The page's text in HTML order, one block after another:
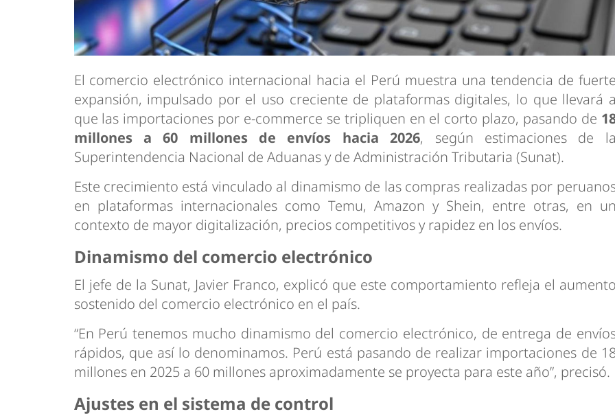
El comercio electrónico internacional hacia el Perú muestra una tendencia de fuerte
expansión, impulsado por el uso creciente de plataformas digitales, lo que llevará a
que las importaciones por e-commerce se tripliquen en el corto plazo, pasando de
millones a 60 millones de envíos hacia 2026, según estimaciones de la
Superintendencia Nacional de Aduanas y de Administración Tributaria (Sunat).
Este crecimiento está vinculado al dinamismo de las compras realizadas por
en plataformas internacionales como Temu, Amazon y Shein, entre otras, en un
contexto de mayor digitalización, precios competitivos y rapidez en los envíos.
Dinamismo del comercio electrónico
El jefe de la Sunat, Javier Franco, explicó que este comportamiento refleja el aumento
sostenido del comercio electrónico en el país.
“En Perú tenemos mucho dinamismo del comercio electrónico, de entrega de
rápidos, que así lo denominamos. Perú está pasando de realizar importaciones de
millones en 2025 a 60 millones aproximadamente se proyecta para este año”, precisó.
Ajustes en el sistema de control